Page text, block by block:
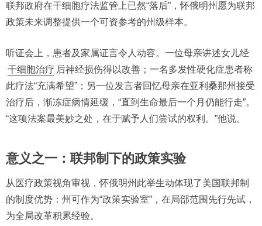
联邦政府在干细胞疗法监管上已然“落后”，怀俄明州愿为联邦
政策未来调整提供一个可资参考的州级样本。
听证会上，患者及家属证言令人动容。一位母亲讲述女儿经
干细胞治疗 后神经损伤得以改善；一名多发性硬化症患者称
此疗法“充满希望”；另一位发言者回忆母亲在亚利桑那州接受
治疗后，渐冻症病情延缓，“直到生命最后一个月仍能行走”。
“这项法案最美妙之处，在于赋予人们尝试的权利。”他说。
意义之一：联邦制下的政策实验
从医疗政策视角审视，怀俄明州此举生动体现了美国联邦制
的制度优势：州可作为“政策实验室”，在局部范围先行先试，
为全局改革积累经验。